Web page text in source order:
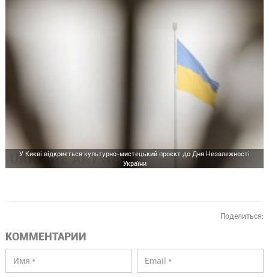
У Києві відкриється культурно-мистецький проєкт до Дня Незалежності
України
Поделиться:
КОММЕНТАРИИ